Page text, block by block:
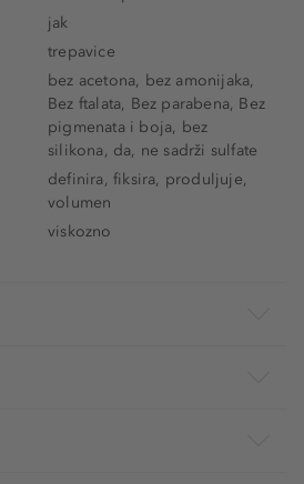
jak
trepavice
bez acetona, bez amonijaka,
Bez ftalata, Bez parabena, Bez
pigmenata i boja, bez
silikona, da, ne sadrži sulfate
definira, fiksira, produljuje,
volumen
viskozno